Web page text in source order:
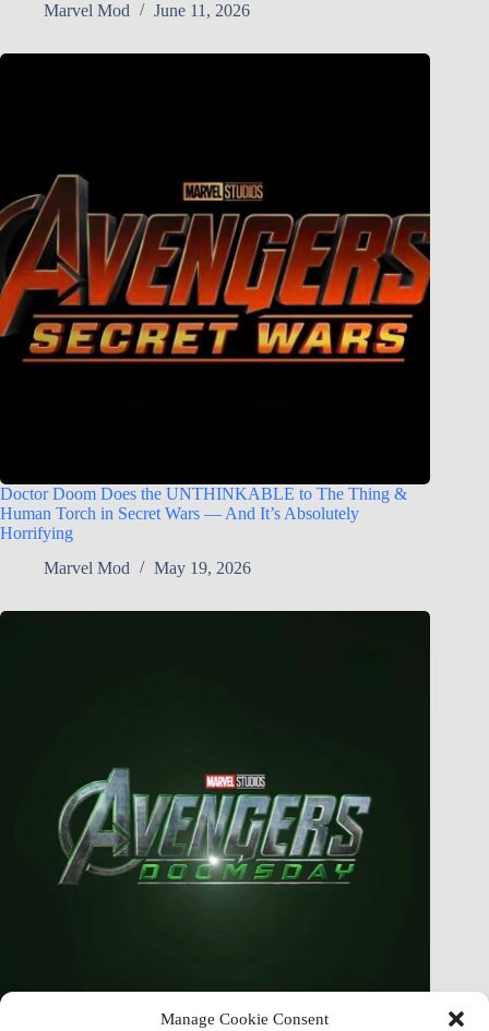
Manage Cookie Consent
Marvel Mod
June 11, 2026
Doctor Doom Does the UNTHINKABLE to The Thing &
Human Torch in Secret Wars — And It’s Absolutely
Horrifying
Marvel Mod
May 19, 2026